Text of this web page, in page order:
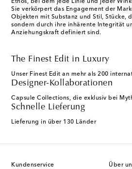
Ethos, bei dem jede Linie und jeder
Sie verkörpert das Engagement der
Objekten mit Substanz und Stil, Stücke,
sondern durch ihre inhärente Integrität
Anziehungskraft definiert sind.
The Finest Edit in Luxury
Unser Finest Edit an mehr als 200
Designer-Kollaborationen
Capsule Collections, die exklusiv bei
Schnelle Lieferung
Lieferung in über 130 Länder
Kundenservice Über